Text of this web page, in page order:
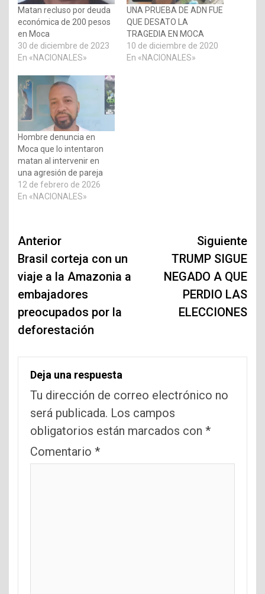
Matan recluso por deuda
económica de 200 pesos
en Moca
30 de diciembre de 2023
En «NACIONALES»
UNA PRUEBA DE ADN FUE
QUE DESATO LA
TRAGEDIA EN MOCA
10 de diciembre de 2020
En «NACIONALES»
Hombre denuncia en
Moca que lo intentaron
matan al intervenir en
una agresión de pareja
12 de febrero de 2026
En «NACIONALES»
Navegación
de
entradas
Anterior
Brasil corteja con un
viaje a la Amazonia a
embajadores
preocupados por la
deforestación
Siguiente
TRUMP SIGUE
NEGADO A QUE
PERDIO LAS
ELECCIONES
Deja una respuesta
Tu dirección de correo electrónico no
será publicada. Los campos
obligatorios están marcados con *
Comentario *